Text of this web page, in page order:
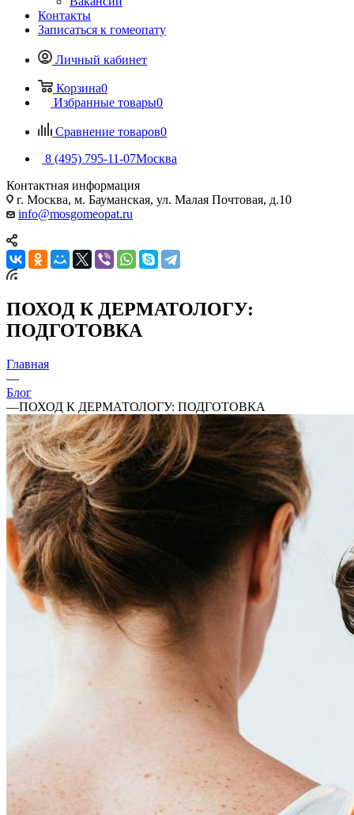
Контакты
Записаться к гомеопату
Личный кабинет
Корзина0
Избранные товары0
Сравнение товаров0
8 (495) 795-11-07Москва
Контактная информация
г. Москва, м. Бауманская, ул. Малая Почтовая, д.10
info@mosgomeopat.ru
ПОХОД К ДЕРМАТОЛОГУ:
ПОДГОТОВКА
Главная
—
Блог
—ПОХОД К ДЕРМАТОЛОГУ: ПОДГОТОВКА